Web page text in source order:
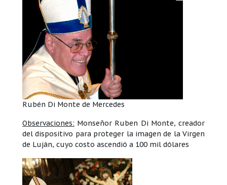
Rubén Di Monte de Mercedes
Observaciones: Monseñor Ruben Di Monte, creador
del dispositivo para proteger la imagen de la Virgen
de Luján, cuyo costo ascendió a 100 mil dólares